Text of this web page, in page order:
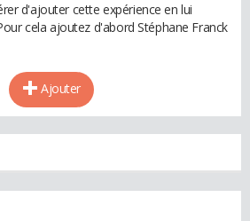
d'ajouter cette expérience en lui
cela ajoutez d'abord Stéphane Franck
Ajouter